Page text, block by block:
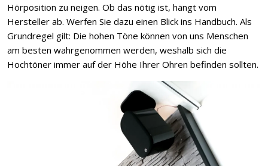
Hörposition zu neigen. Ob das nötig ist, hängt vom
Hersteller ab. Werfen Sie dazu einen Blick ins Handbuch. Als
Grundregel gilt: Die hohen Töne können von uns Menschen
am besten wahrgenommen werden, weshalb sich die
Hochtöner immer auf der Höhe Ihrer Ohren befinden sollten.